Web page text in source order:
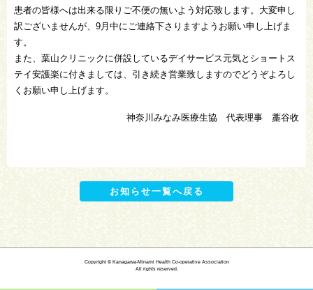
患者の皆様へは出来る限りご不便の無いよう対応致します。大変申し
訳ございませんが、9月中にご連絡下さりますようお願い申し上げま
す。
また、葉山クリニックに併設しているデイサービス元気とショートス
テイ安護楽に付きましては、引き続き営業致しますのでどうぞよろし
くお願い申し上げます。
神奈川みなみ医療生協 代表理事 藁谷收
お知らせ一覧へ戻る
Copyright © Kanagawa-Minami Health Co-operative Association
All rights reserved.